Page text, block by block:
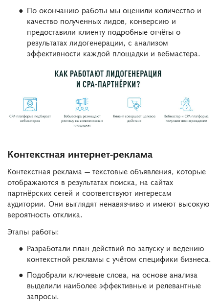
По окончанию работы мы оценили количество и
качество полученных лидов, конверсию и
предоставили клиенту подробные отчёты о
результатах лидогенерации, с анализом
эффективности каждой площадки и вебмастера.
Контекстная интернет-реклама
Контекстная реклама — текстовые объявления, которые
отображаются в результатах поиска, на сайтах
партнёрских сетей и соответствуют интересам
аудитории. Они выглядят ненавязчиво и имеют высокую
вероятность отклика.
Этапы работы:
Разработали план действий по запуску и ведению
контекстной рекламы с учётом специфики бизнеса.
Подобрали ключевые слова, на основе анализа
выделили наиболее эффективные и релевантные
запросы.